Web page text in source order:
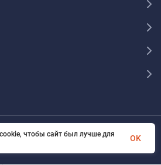
Все права защищены
чтобы сайт был лучше для
OK